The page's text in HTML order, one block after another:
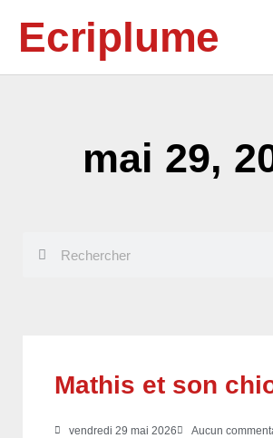
contenuEcriplume
mai 29,
Mathis et son
vendredi 29 mai 2026 Aucun